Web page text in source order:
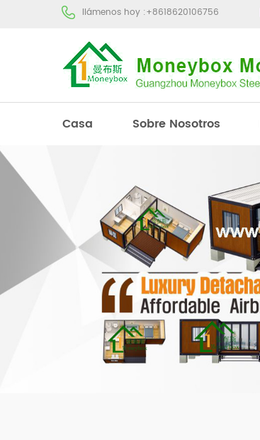
llámenos hoy :+8618620106756
Casa Sobre Nosotros